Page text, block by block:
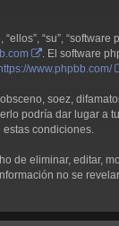
“su”,
. El software
https://www.phpbb.com/
soez,
podría dar lugar
estas condiciones.
de eliminar, editar,
no se